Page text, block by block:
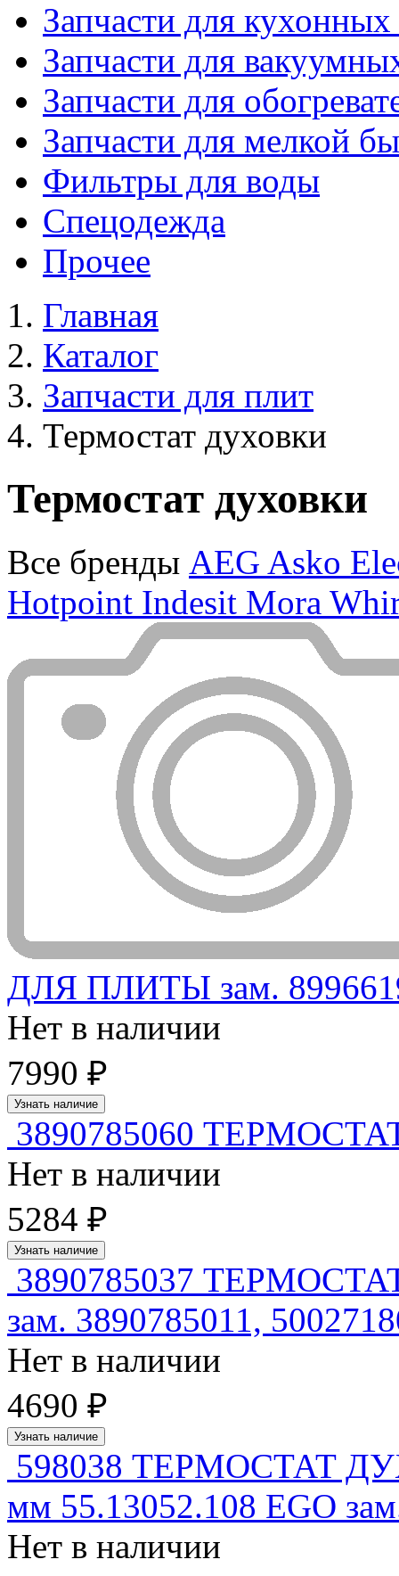
Запчасти для
Запчасти для
Запчасти для
Запчасти для мелкой
Фильтры для воды
Спецодежда
Прочее
Главная
Каталог
Запчасти для плит
Термостат духовки
Термостат духовки
Все бренды AEG Asko
Hotpoint Indesit Mora
ДЛЯ ПЛИТЫ зам.
Нет в наличии
7990 ₽
Узнать наличие
3890785060
Нет в наличии
5284 ₽
Узнать наличие
3890785037
зам. 3890785011,
Нет в наличии
4690 ₽
Узнать наличие
598038 ТЕРМОСТАТ
мм 55.13052.108 EGO
Нет в наличии